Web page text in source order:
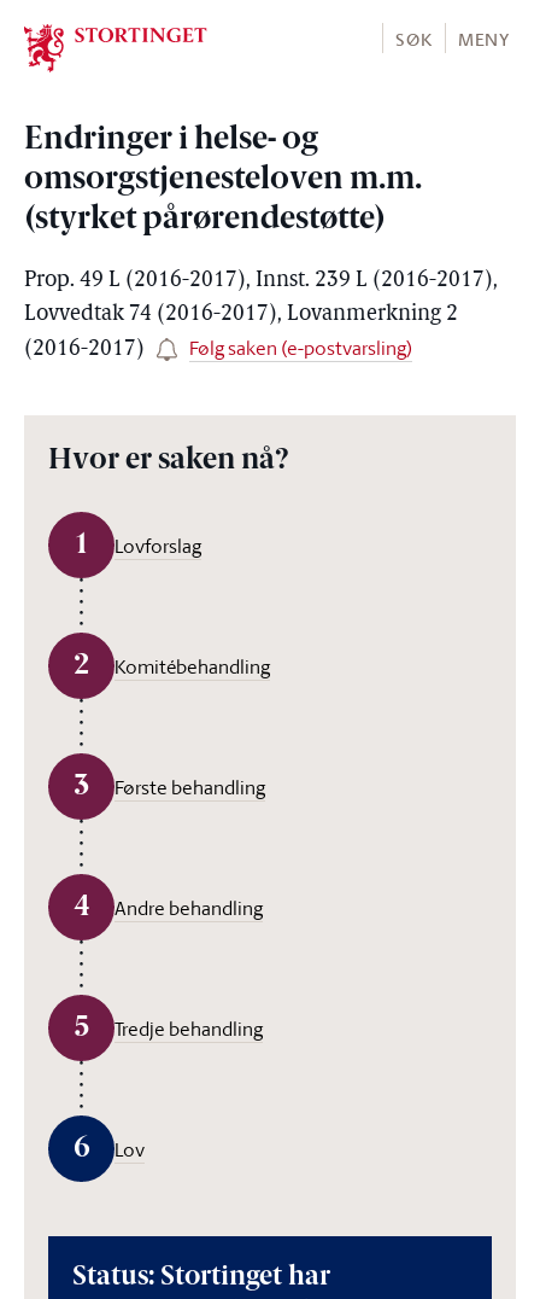
Stortinget.no
SØK MENY
Endringer i helse- og
omsorgstjenesteloven m.m.
(styrket pårørendestøtte)
Prop. 49 L (2016-2017), Innst. 239 L (2016-2017),
Lovvedtak 74 (2016-2017), Lovanmerkning 2
(2016-2017)
Følg saken (e-postvarsling)
Hvor er saken nå?
1 Lovforslag
2 Komitébehandling
3 Første behandling
4 Andre behandling
5 Tredje behandling
6 Lov
Status: Stortinget har